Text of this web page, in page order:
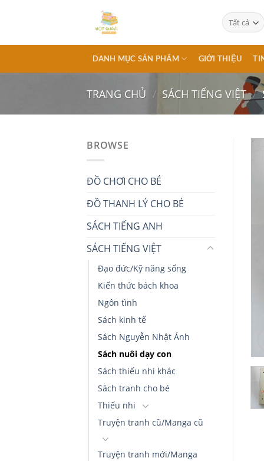
DANH MỤC SẢN PHẨM GIỚI THIỆU
TRANG CHỦ / SÁCH TIẾNG VIỆT /
BROWSE
ĐỒ CHƠI CHO BÉ
ĐỒ THANH LÝ CHO BÉ
SÁCH TIẾNG ANH
SÁCH TIẾNG VIỆT
Đạo đức/Kỹ năng sống
Kiến thức bách khoa
Ngôn tình
Sách kinh tế
Sách Nguyễn Nhật Ánh
Sách nuôi dạy con
Sách thiếu nhi khác
Sách tranh cho bé
Thiếu nhi
Truyện tranh cũ/Manga cũ
Truyện tranh mới/Manga